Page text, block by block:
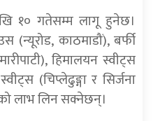
१० गतेसम्म लागू हुनेछ।
(न्यूरोड, काठमाडौं), बर्फी
हिमालयन स्वीट्स
(चिप्लेढुङ्गा र सिर्जना
लाभ लिन सक्नेछन्।